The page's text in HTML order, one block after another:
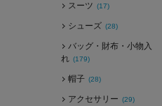
スーツ (17)
シューズ (28)
バッグ・財布・小物入
れ (179)
帽子 (28)
アクセサリー (29)